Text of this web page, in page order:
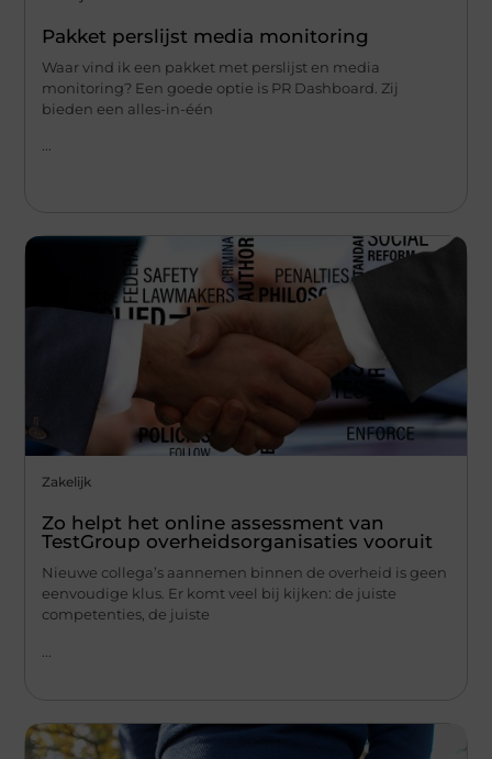
Pakket perslijst media monitoring
Waar vind ik een pakket met perslijst en media
monitoring? Een goede optie is PR Dashboard. Zij
bieden een alles-in-één
...
Zakelijk
Zo helpt het online assessment van
TestGroup overheidsorganisaties vooruit
Nieuwe collega’s aannemen binnen de overheid is geen
eenvoudige klus. Er komt veel bij kijken: de juiste
competenties, de juiste